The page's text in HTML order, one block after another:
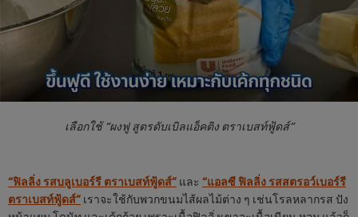
เลือกใช้ “ผงฟู สูตรดับเบิลแอ็คติง ตราเบสท์ฟู้ดส์”
“ฟิลลิ่ง รสบลูเบอร์รี ตราเบสท์ฟู้ดส์” และ “แอลซี ฟิลลิ่ง รสสตรอว์เบอร์รี
ตราเบสท์ฟู้ดส์” เราจะใช้กับพวกขนมไส้ผลไม้ต่าง ๆ เช่นโรลหลากรส ปัง